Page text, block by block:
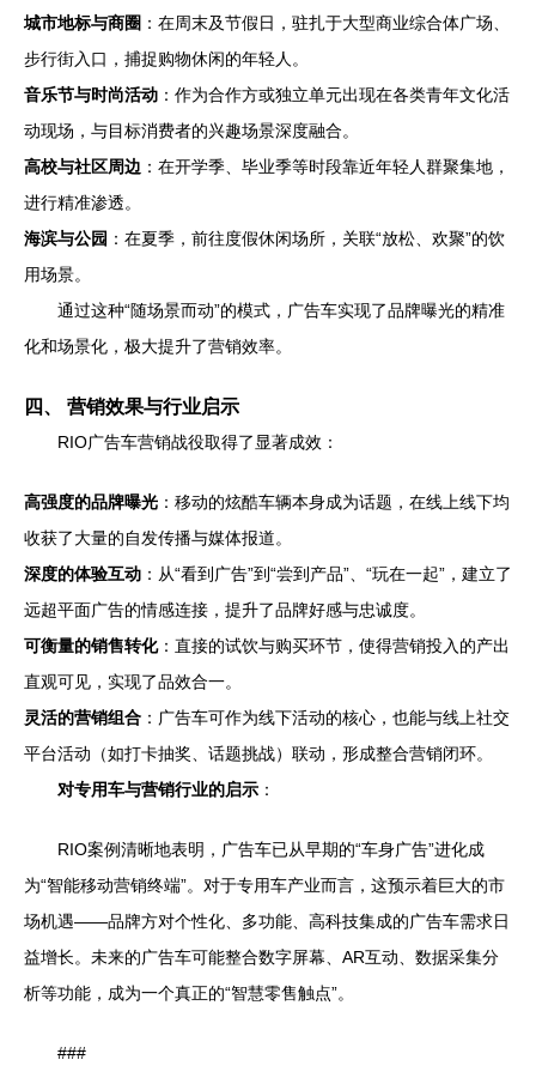
城市地标与商圈 ：在周末及节假日，驻扎于大型商业综合体广场、
步行街入口，捕捉购物休闲的年轻人。
音乐节与时尚活动 ：作为合作方或独立单元出现在各类青年文化活
动现场，与目标消费者的兴趣场景深度融合。
高校与社区周边 ：在开学季、毕业季等时段靠近年轻人群聚集地，
进行精准渗透。
海滨与公园 ：在夏季，前往度假休闲场所，关联“放松、欢聚”的饮
用场景。
通过这种“随场景而动”的模式，广告车实现了品牌曝光的精准
化和场景化，极大提升了营销效率。
四、 营销效果与行业启示
RIO广告车营销战役取得了显著成效：
高强度的品牌曝光 ：移动的炫酷车辆本身成为话题，在线上线下均
收获了大量的自发传播与媒体报道。
深度的体验互动 ：从“看到广告”到“尝到产品”、“玩在一起”，建立了
远超平面广告的情感连接，提升了品牌好感与忠诚度。
可衡量的销售转化：直接的试饮与购买环节，使得营销投入的产出
直观可见，实现了品效合一。
灵活的营销组合 ：广告车可作为线下活动的核心，也能与线上社交
平台活动（如打卡抽奖、话题挑战）联动，形成整合营销闭环。
对专用车与营销行业的启示 ：
RIO案例清晰地表明，广告车已从早期的“车身广告”进化成
为“智能移动营销终端”。对于专用车产业而言，这预示着巨大的市
场机遇——品牌方对个性化、多功能、高科技集成的广告车需求日
益增长。未来的广告车可能整合数字屏幕、AR互动、数据采集分
析等功能，成为一个真正的“智慧零售触点”。
###